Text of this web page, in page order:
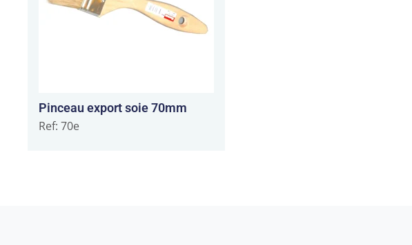
Pinceau export soie 70mm
Ref: 70e